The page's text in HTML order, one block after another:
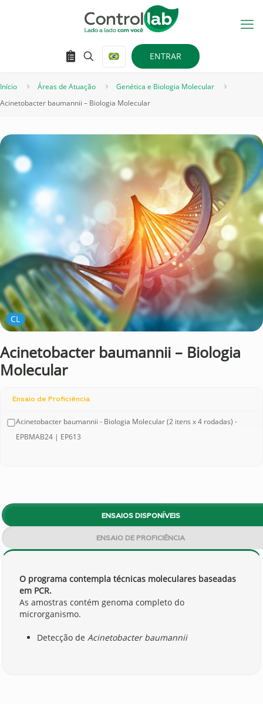
ENTRAR
Início Áreas de Atuação
Genética e Biologia Molecular
Acinetobacter baumannii – Biologia Molecular
CL
Acinetobacter baumannii – Biologia
Molecular
Ensaio de Proficiência
Acinetobacter baumannii - Biologia Molecular (2 itens x 4 rodadas) -
EPBMAB24 | EP613
ENSAIOS DISPONÍVEIS
ENSAIO DE PROFICIÊNCIA
O programa contempla técnicas moleculares baseadas
em PCR.
As amostras contém genoma completo do
microrganismo.
Detecção de Acinetobacter baumannii